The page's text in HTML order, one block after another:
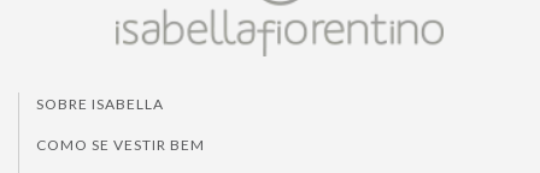
SOBRE ISABELLA
COMO SE VESTIR BEM